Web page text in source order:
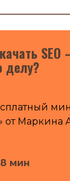
делу?
от Маркина
мин